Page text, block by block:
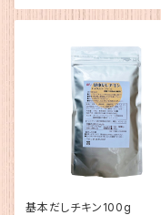
基本だしチキン100g